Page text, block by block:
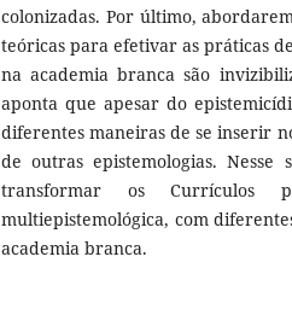
colonizadas. Por último,
teóricas para efetivar as práticas
na academia branca são
aponta que apesar do
diferentes maneiras de se inserir
de outras epistemologias. Nesse
transformar os Currículos
multiepistemológica, com
academia branca.